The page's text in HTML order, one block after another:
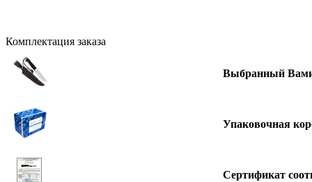
Комплектация заказа
Выбранный
Упаковочная
Сертификат